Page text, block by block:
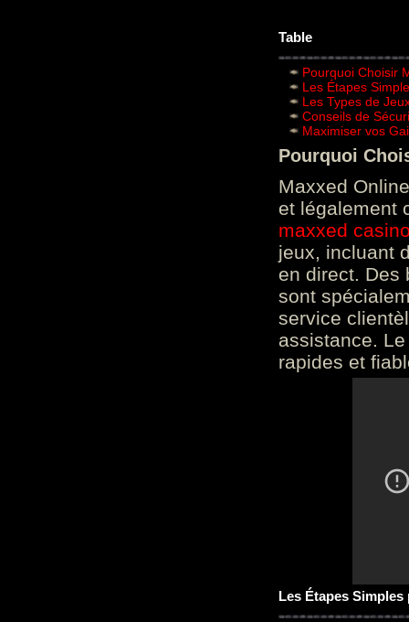
Table
Pourquoi Choisir
Les Étapes
Les Types de
Conseils de
Maximiser vos
Pourquoi
Maxxed
et légalement
maxxed
jeux, incluant
en direct. Des
sont
service
assistance.
rapides et
Les Étapes